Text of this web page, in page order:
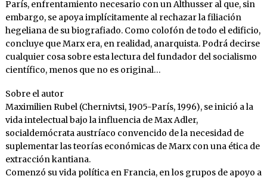
París, enfrentamiento necesario con un Althusser al que, sin
embargo, se apoya implícitamente al rechazar la filiación
hegeliana de su biografiado. Como colofón de todo el edificio,
concluye que Marx era, en realidad, anarquista. Podrá decirse
cualquier cosa sobre esta lectura del fundador del socialismo
científico, menos que no es original…
Sobre el autor
Maximilien Rubel (Chernivtsi, 1905-París, 1996), se inició a la
vida intelectual bajo la influencia de Max Adler,
socialdemócrata austríaco convencido de la necesidad de
suplementar las teorías económicas de Marx con una ética de
extracción kantiana.
Comenzó su vida política en Francia, en los grupos de apoyo a